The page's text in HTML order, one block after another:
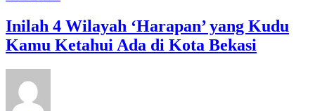
Inilah 4 Wilayah ‘Harapan’ yang Kudu
Kamu Ketahui Ada di Kota Bekasi